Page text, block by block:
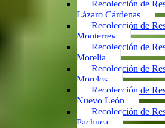
Recolección de
Lázaro Cárdenas
Recolección de
Monterrey
Recolección de
Morelia
Recolección de
Morelos
Recolección de
Nuevo León
Recolección de
Pachuca